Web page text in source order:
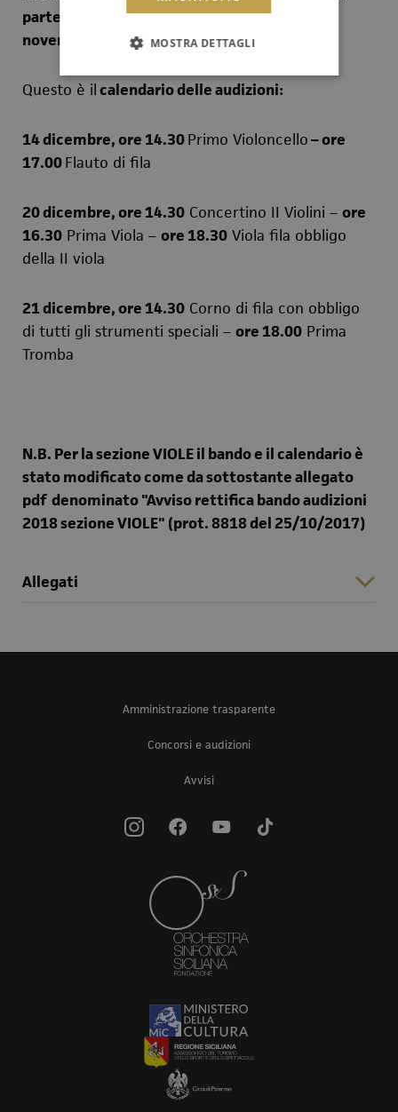
partecipazione alle audizioni è fissata al 28
novembre 2017.
Questo è ilcalendario delle audizioni:
14 dicembre, ore 14.30Primo Violoncello– ore
17.00Flauto di fila
20 dicembre, ore 14.30 Concertino II Violini – ore
16.30 Prima Viola – ore 18.30 Viola fila obbligo
della II viola
21 dicembre, ore 14.30 Corno di fila con obbligo
di tutti gli strumenti speciali – ore 18.00 Prima
Tromba
N.B. Per la sezione VIOLE il bando e il calendario è
stato modificato come da sottostante allegato
pdf denominato "Avviso rettifica bando audizioni
2018 sezione VIOLE" (prot. 8818 del 25/10/2017)
Allegati
Amministrazione trasparente
Concorsi e audizioni
Avvisi
MOSTRA DETTAGLI